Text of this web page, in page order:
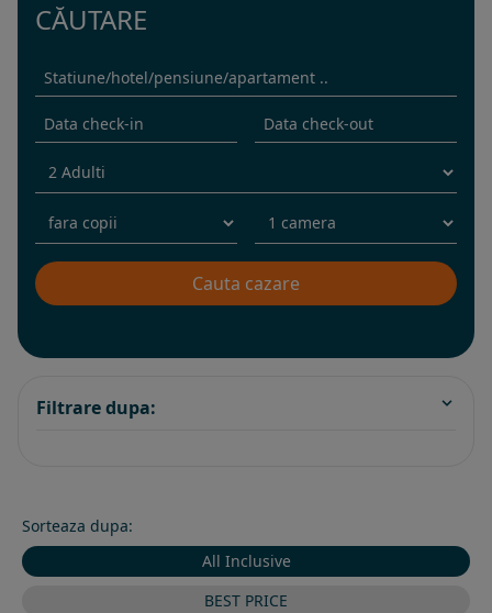
CĂUTARE
Filtrare dupa:
Sorteaza dupa:
All Inclusive
BEST PRICE